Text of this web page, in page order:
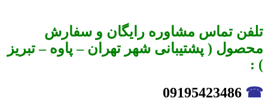
تلفن تماس مشاوره رایگان و سفارش
محصول ( پشتیبانی شهر تهران – پاوه – تبریز
) :
☎